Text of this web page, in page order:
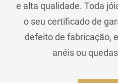
e alta qualidade. Toda
o seu certificado de
defeito de fabricação,
anéis ou